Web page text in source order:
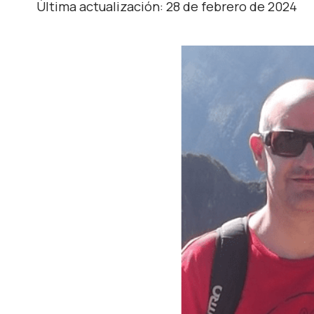
Última actualización: 28 de febrero de 2024